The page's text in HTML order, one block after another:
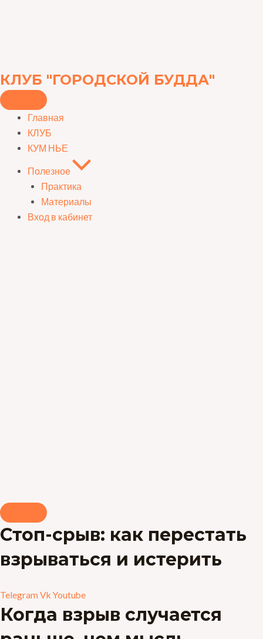
КЛУБ "ГОРОДСКОЙ БУДДА"
Главная
КЛУБ
КУМ НЬЕ
Полезное
Практика
Материалы
Вход в кабинет
Стоп-срыв: как перестать
взрываться и истерить
Telegram Vk Youtube
Когда взрыв случается